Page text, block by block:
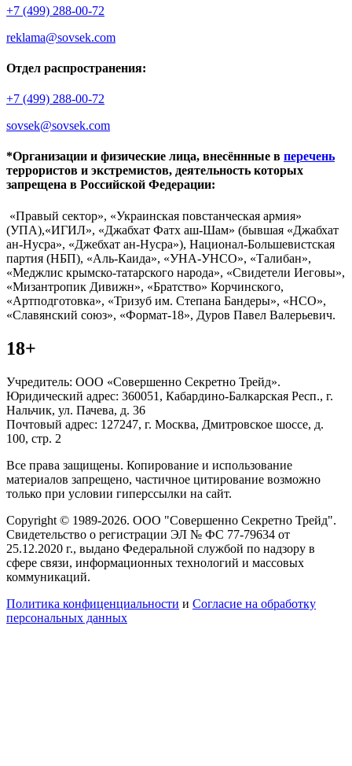
+7 (499) 288-00-72
reklama@sovsek.com
Отдел распространения:
+7 (499) 288-00-72
sovsek@sovsek.com
*Организации и физические лица, внесённные в перечень
террористов и экстремистов, деятельность которых
запрещена в Российской Федерации:
«Правый сектор», «Украинская повстанческая армия»
(УПА),«ИГИЛ», «Джабхат Фатх аш-Шам» (бывшая «Джабхат
ан-Нусра», «Джебхат ан-Нусра»), Национал-Большевистская
партия (НБП), «Аль-Каида», «УНА-УНСО», «Талибан»,
«Меджлис крымско-татарского народа», «Свидетели Иеговы»,
«Мизантропик Дивижн», «Братство» Корчинского,
«Артподготовка», «Тризуб им. Степана Бандеры», «НСО»,
«Славянский союз», «Формат-18», Дуров Павел Валерьевич.
18+
Учредитель: ООО «Совершенно Секретно Трейд».
Юридический адрес: 360051, Кабардино-Балкарская Респ., г.
Нальчик, ул. Пачева, д. 36
Почтовый адрес: 127247, г. Москва, Дмитровское шоссе, д.
100, стр. 2
Все права защищены. Копирование и использование
материалов запрещено, частичное цитирование возможно
только при условии гиперссылки на сайт.
Copyright © 1989-2026. ООО "Совершенно Секретно Трейд".
Свидетельство о регистрации ЭЛ № ФС 77-79634 от
25.12.2020 г., выдано Федеральной службой по надзору в
сфере связи, информационных технологий и массовых
коммуникаций.
Политика конфиценциальности и Согласие на обработку
персональных данных